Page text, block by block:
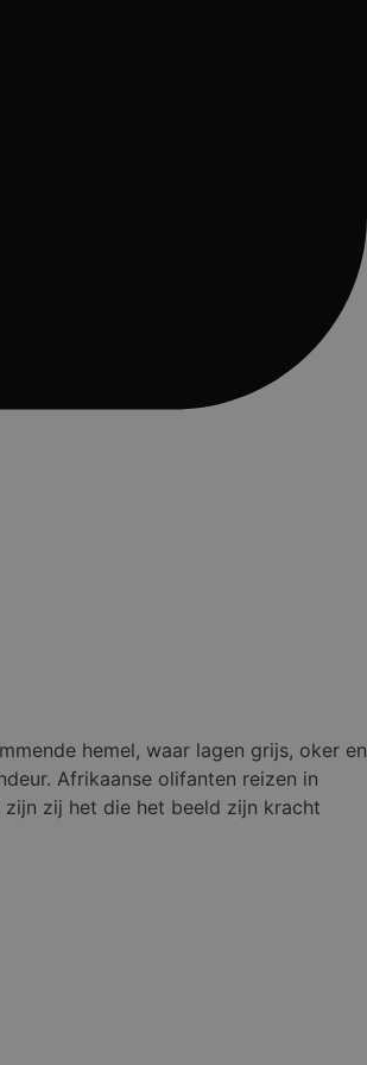
hemel, waar lagen grijs, oker en
Afrikaanse olifanten reizen in
zij het die het beeld zijn kracht